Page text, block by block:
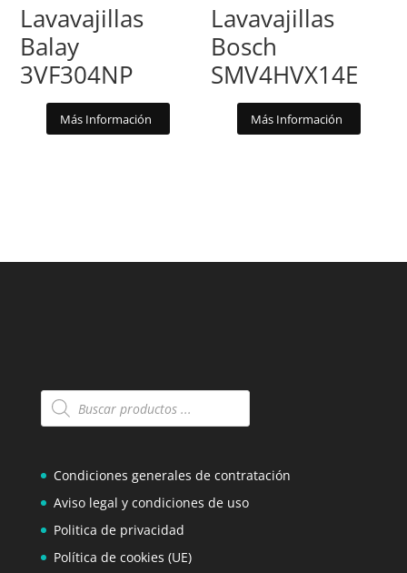
Lavavajillas
Balay
3VF304NP
Más Información
Lavavajillas
Bosch
SMV4HVX14E
Más Información
Búsqueda
de
Condiciones generales de contratación
Aviso legal y condiciones de uso
Politica de privacidad
Política de cookies (UE)